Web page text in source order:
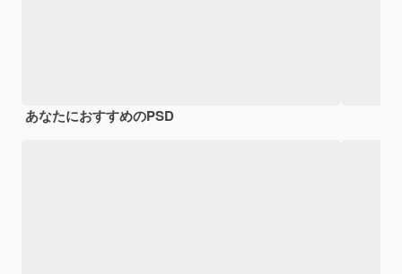
あなたにおすすめのPSD